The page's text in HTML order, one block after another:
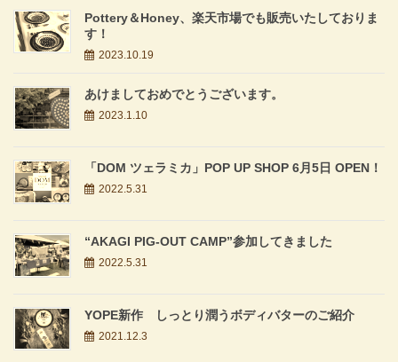
Pottery＆Honey、楽天市場でも販売いたしておりま
す！
2023.10.19
あけましておめでとうございます。
2023.1.10
「DOM ツェラミカ」POP UP SHOP 6月5日 OPEN！
2022.5.31
“AKAGI PIG-OUT CAMP”参加してきました
2022.5.31
YOPE新作 しっとり潤うボディバターのご紹介
2021.12.3